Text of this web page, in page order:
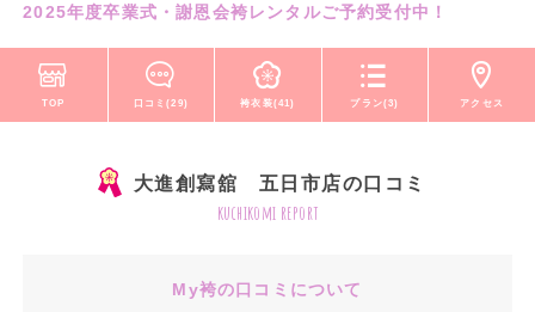
2025年度卒業式・謝恩会袴レンタルご予約受付中！
TOP 口コミ(29) 袴衣装(41) プラン(3) アクセス
大進創寫舘 五日市店の口コミ
kuchikomi report
My袴の口コミについて